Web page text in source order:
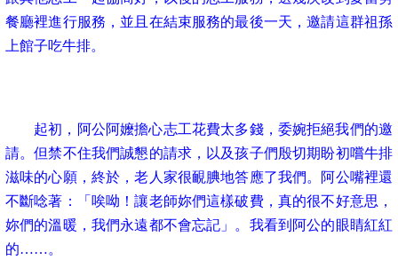
餐廳裡進行服務，並且在結束服務的最後一天，邀請這群祖孫
上館子吃牛排。
起初，阿公阿嬤擔心志工花費太多錢，委婉拒絕我們的邀
請。但禁不住我們誠懇的請求，以及孩子們殷切期盼初嚐牛排
滋味的心願，終於，老人家很靦腆地答應了我們。阿公嘴裡還
不斷唸著：「唉呦！讓老師妳們這樣破費，真的很不好意思，
妳們的溫暖，我們永遠都不會忘記」。 我看到阿公的眼睛紅紅
的……。